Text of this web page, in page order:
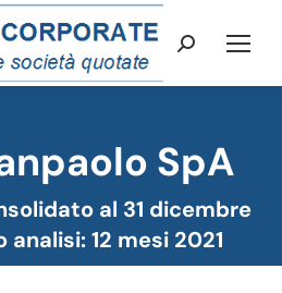
Cerca:
SpA
al 31 dicembre
analisi: 12 mesi 2021
Tu sei qui: